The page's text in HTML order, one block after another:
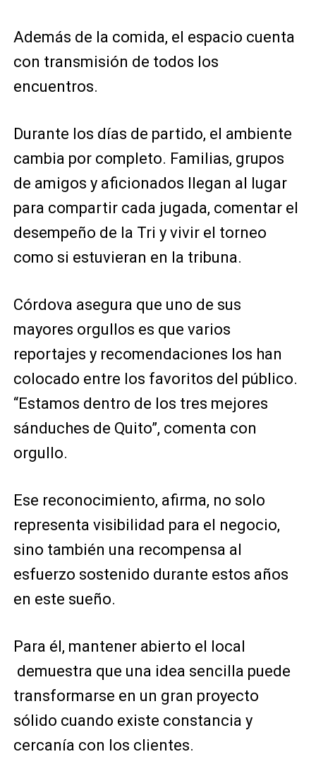
Además de la comida, el espacio cuenta
con transmisión de todos los
encuentros.
Durante los días de partido, el ambiente
cambia por completo. Familias, grupos
de amigos y aficionados llegan al lugar
para compartir cada jugada, comentar el
desempeño de la Tri y vivir el torneo
como si estuvieran en la tribuna.
Córdova asegura que uno de sus
mayores orgullos es que varios
reportajes y recomendaciones los han
colocado entre los favoritos del público.
“Estamos dentro de los tres mejores
sánduches de Quito”, comenta con
orgullo.
Ese reconocimiento, afirma, no solo
representa visibilidad para el negocio,
sino también una recompensa al
esfuerzo sostenido durante estos años
en este sueño.
Para él, mantener abierto el local
demuestra que una idea sencilla puede
transformarse en un gran proyecto
sólido cuando existe constancia y
cercanía con los clientes.